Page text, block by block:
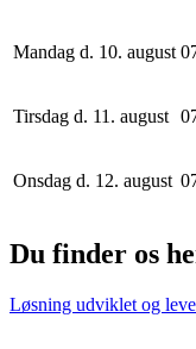
Mandag d. 10. august 0
Tirsdag d. 11. august 0
Onsdag d. 12. august 0
Du finder os
Løsning udviklet og